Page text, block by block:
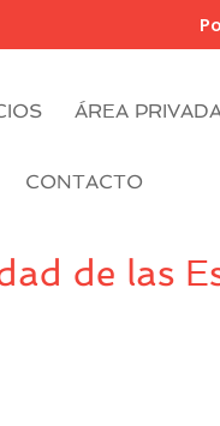
ÁREA
CONTACTO
de las